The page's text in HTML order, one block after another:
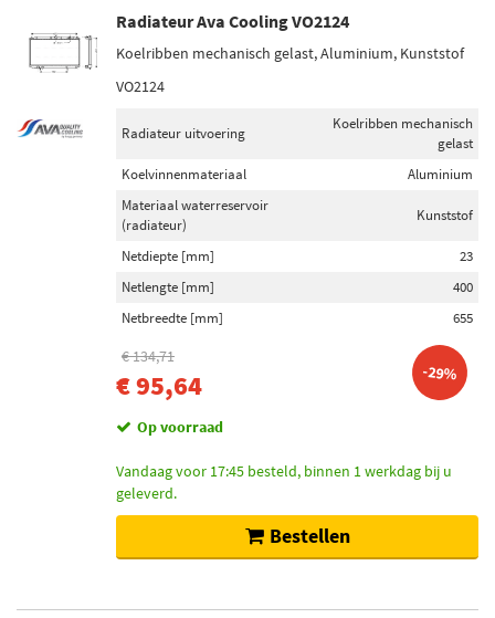
Radiateur Ava Cooling VO2124
Koelribben mechanisch gelast, Aluminium, Kunststof
VO2124
Radiateur uitvoering
Koelribben mechanisch
gelast
Koelvinnenmateriaal
Aluminium
Materiaal waterreservoir
(radiateur)
Kunststof
Netdiepte [mm]
23
Netlengte [mm]
400
Netbreedte [mm]
655
€ 134,71
€ 95,64 -29%
Op voorraad
Vandaag voor 17:45 besteld, binnen 1 werkdag bij u
geleverd.
Bestellen